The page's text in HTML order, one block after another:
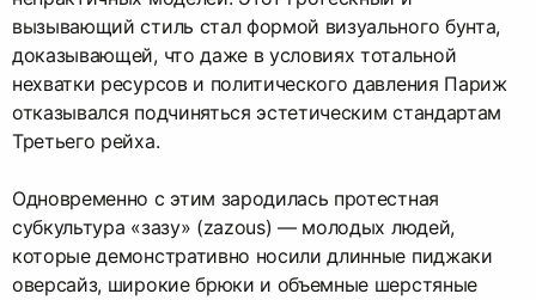
вызывающий стиль стал формой визуального бунта,
доказывающей, что даже в условиях тотальной
нехватки ресурсов и политического давления Париж
отказывался подчиняться эстетическим стандартам
Третьего рейха.
Одновременно с этим зародилась протестная
субкультура «зазу» (zazous) — молодых людей,
которые демонстративно носили длинные пиджаки
оверсайз, широкие брюки и объемные шерстяные